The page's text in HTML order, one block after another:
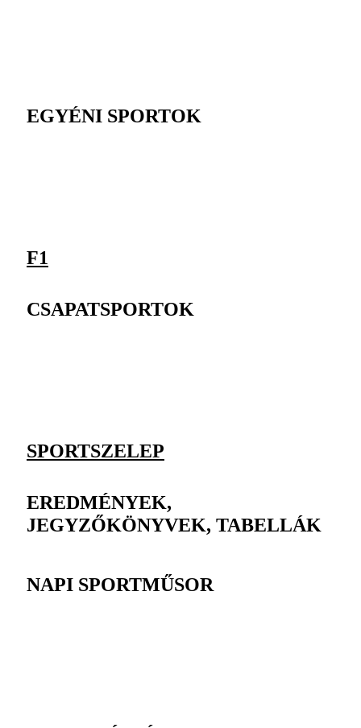
EGYÉNI SPORTOK
F1
CSAPATSPORTOK
SPORTSZELEP
EREDMÉNYEK,
JEGYZŐKÖNYVEK, TABELLÁK
NAPI SPORTMŰSOR